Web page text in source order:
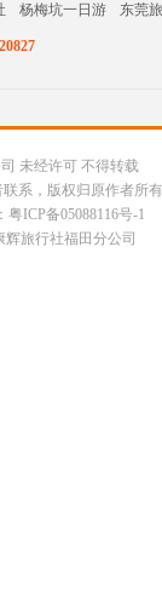
杨梅坑一日游 东莞
未经许可 不得转载
系，版权归原作者所
粤ICP备05088116号-1
旅行社福田分公司